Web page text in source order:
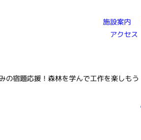
施設案内
アクセス
宿題応援！森林を学んで工作を楽しもう